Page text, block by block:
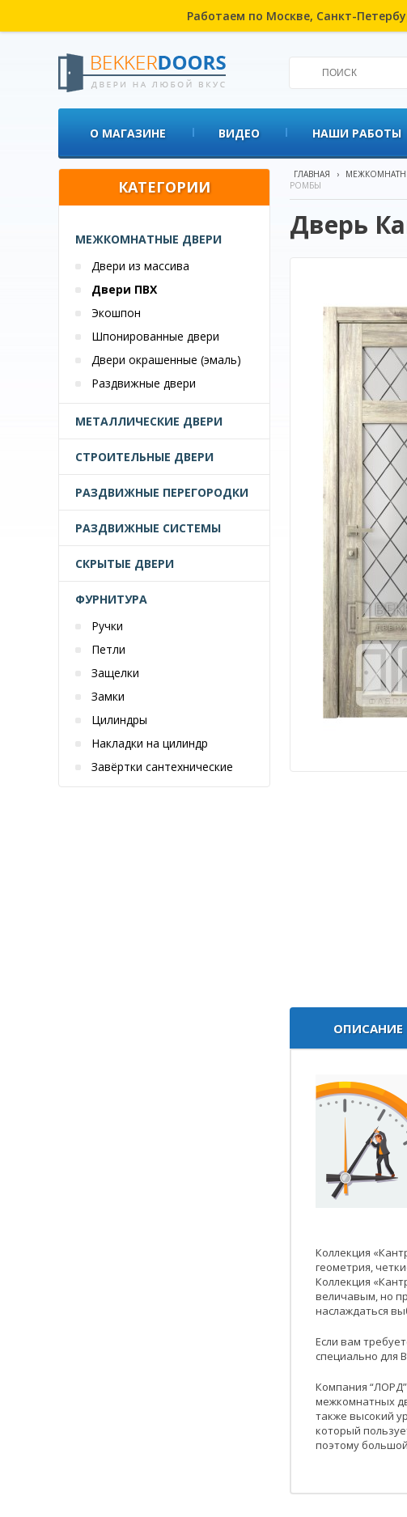
Работаем по Москве, Санкт-
О МАГАЗИНЕ ВИДЕО НАШИ РАБОТЫ
КАТЕГОРИИ
МЕЖКОМНАТНЫЕ ДВЕРИ
Двери из массива
Двери ПВХ
Экошпон
Шпонированные двери
Двери окрашенные (эмаль)
Раздвижные двери
МЕТАЛЛИЧЕСКИЕ ДВЕРИ
СТРОИТЕЛЬНЫЕ ДВЕРИ
РАЗДВИЖНЫЕ ПЕРЕГОРОДКИ
РАЗДВИЖНЫЕ СИСТЕМЫ
СКРЫТЫЕ ДВЕРИ
ФУРНИТУРА
Ручки
Петли
Защелки
Замки
Цилиндры
Накладки на цилиндр
Завёртки сантехнические
ГЛАВНАЯ ›
РОМБЫ
Дверь
ОПИСАНИЕ
Коллекция
геометрия,
Коллекция
величавым, но
наслаждаться
Если вам
специально для
Компания
межкомнатных
также высокий
который
поэтому